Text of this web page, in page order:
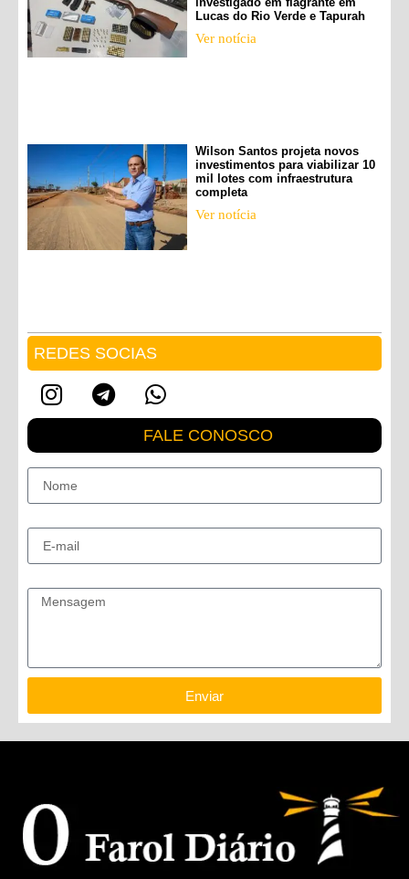
Lucas do Rio Verde e Tapurah
Ver notícia
Wilson Santos projeta novos
investimentos para viabilizar 10
mil lotes com infraestrutura
completa
Ver notícia
REDES SOCIAS
FALE CONOSCO
Enviar